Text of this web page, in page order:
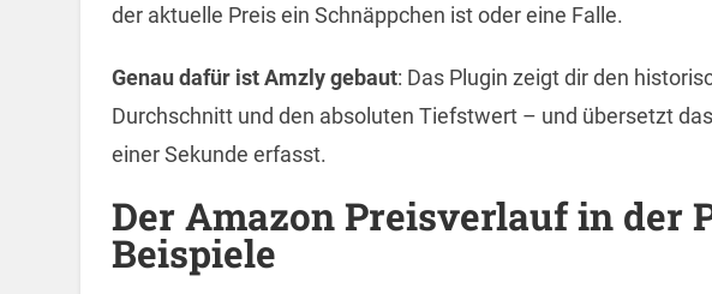
der aktuelle Preis ein Schnäppchen ist oder eine Falle.
Genau dafür ist Amzly gebaut: Das Plugin zeigt dir den
Durchschnitt und den absoluten Tiefstwert – und übersetzt
einer Sekunde erfasst.
Der Amazon Preisverlauf in der
Beispiele